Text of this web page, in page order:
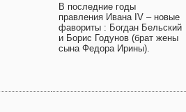
В последние годы
правления Ивана IV – новые
фавориты : Богдан Бельский
и Борис Годунов (брат жены
сына Федора Ирины).